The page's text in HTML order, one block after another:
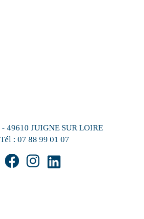
- 49610 JUIGNE SUR LOIRE
Tél : 07 88 99 01 07